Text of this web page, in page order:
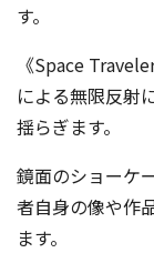
す。
《Space
による無限反射
揺らぎます。
鏡面のショーケ
者自身の像や作
ます。